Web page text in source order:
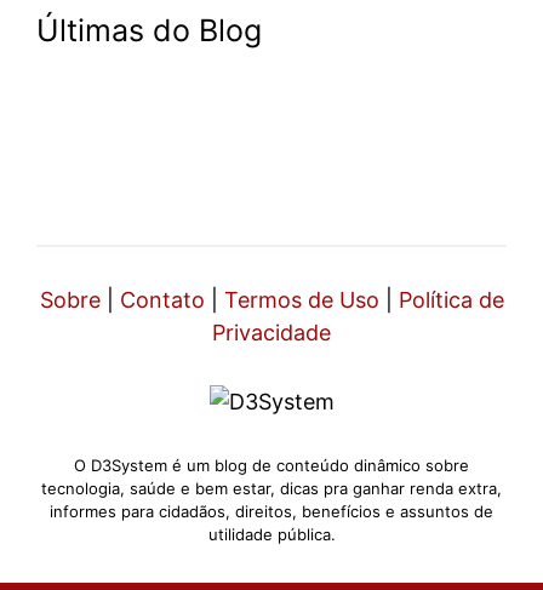
Últimas do Blog
Sobre| Contato Termos de Uso
Política de
Privacidade
O D3System é um blog de conteúdo dinâmico sobre
tecnologia, saúde e bem estar, dicas pra ganhar renda extra,
informes para cidadãos, direitos, benefícios e assuntos de
utilidade pública.